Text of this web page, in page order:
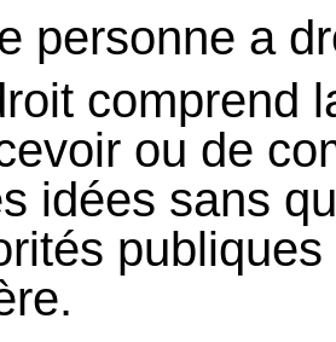
personne a
comprend
ou de
idées sans